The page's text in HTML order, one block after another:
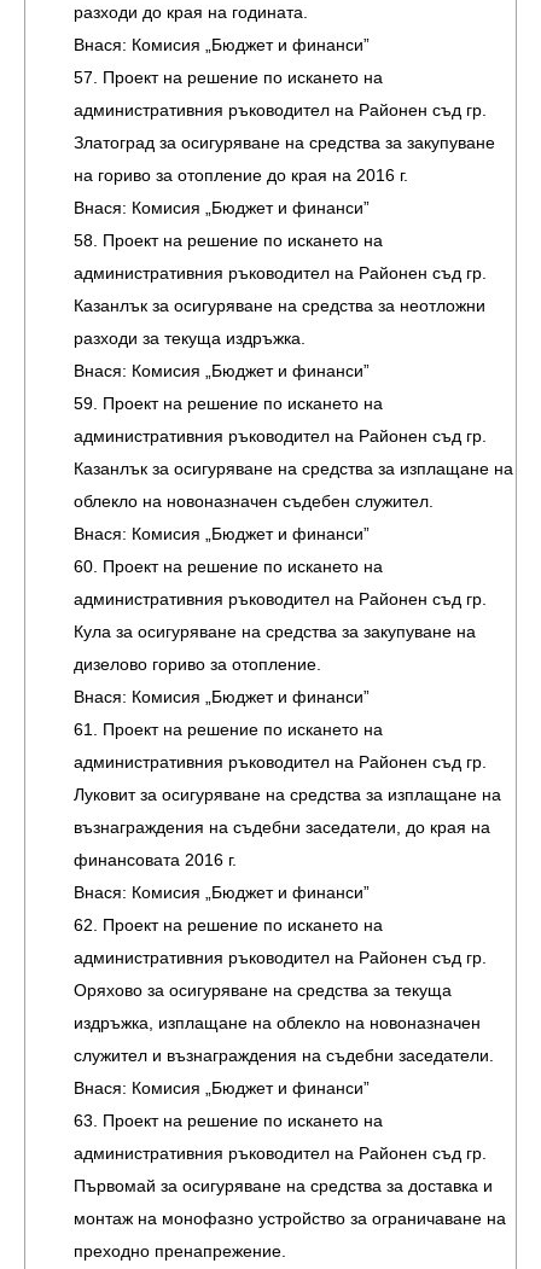
разходи до края на годината.
Внася: Комисия „Бюджет и финанси”
57. Проект на решение по искането на
административния ръководител на Районен съд гр.
Златоград за осигуряване на средства за закупуване
на гориво за отопление до края на 2016 г.
Внася: Комисия „Бюджет и финанси”
58. Проект на решение по искането на
административния ръководител на Районен съд гр.
Казанлък за осигуряване на средства за неотложни
разходи за текуща издръжка.
Внася: Комисия „Бюджет и финанси”
59. Проект на решение по искането на
административния ръководител на Районен съд гр.
Казанлък за осигуряване на средства за изплащане на
облекло на новоназначен съдебен служител.
Внася: Комисия „Бюджет и финанси”
60. Проект на решение по искането на
административния ръководител на Районен съд гр.
Кула за осигуряване на средства за закупуване на
дизелово гориво за отопление.
Внася: Комисия „Бюджет и финанси”
61. Проект на решение по искането на
административния ръководител на Районен съд гр.
Луковит за осигуряване на средства за изплащане на
възнаграждения на съдебни заседатели, до края на
финансовата 2016 г.
Внася: Комисия „Бюджет и финанси”
62. Проект на решение по искането на
административния ръководител на Районен съд гр.
Оряхово за осигуряване на средства за текуща
издръжка, изплащане на облекло на новоназначен
служител и възнаграждения на съдебни заседатели.
Внася: Комисия „Бюджет и финанси”
63. Проект на решение по искането на
административния ръководител на Районен съд гр.
Първомай за осигуряване на средства за доставка и
монтаж на монофазно устройство за ограничаване на
преходно пренапрежение.